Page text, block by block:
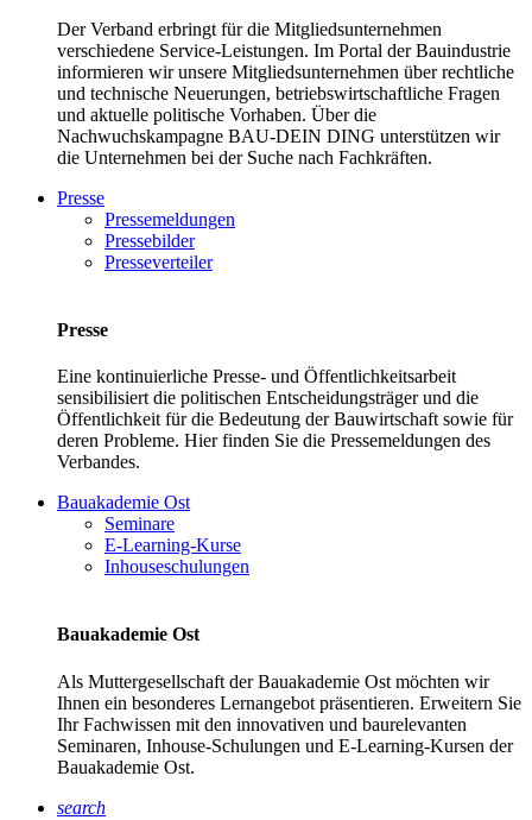
Der Verband erbringt für die Mitgliedsunternehmen
verschiedene Service-Leistungen. Im Portal der Bauindustrie
informieren wir unsere Mitgliedsunternehmen über rechtliche
und technische Neuerungen, betriebswirtschaftliche Fragen
und aktuelle politische Vorhaben. Über die
Nachwuchskampagne BAU-DEIN DING unterstützen wir
die Unternehmen bei der Suche nach Fachkräften.
Presse
Pressemeldungen
Pressebilder
Presseverteiler
Presse
Eine kontinuierliche Presse- und Öffentlichkeitsarbeit
sensibilisiert die politischen Entscheidungsträger und die
Öffentlichkeit für die Bedeutung der Bauwirtschaft sowie für
deren Probleme. Hier finden Sie die Pressemeldungen des
Verbandes.
Bauakademie Ost
Seminare
E-Learning-Kurse
Inhouseschulungen
Bauakademie Ost
Als Muttergesellschaft der Bauakademie Ost möchten wir
Ihnen ein besonderes Lernangebot präsentieren. Erweitern Sie
Ihr Fachwissen mit den innovativen und baurelevanten
Seminaren, Inhouse-Schulungen und E-Learning-Kursen der
Bauakademie Ost.
search